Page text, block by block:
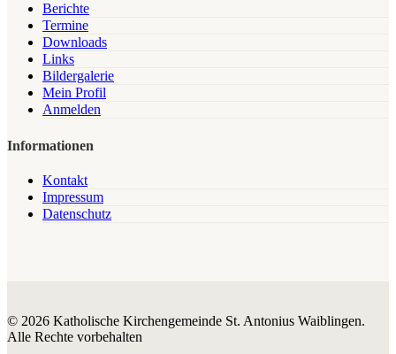
Berichte
Termine
Downloads
Links
Bildergalerie
Mein Profil
Anmelden
Informationen
Kontakt
Impressum
Datenschutz
© 2026 Katholische Kirchengemeinde St. Antonius Waiblingen.
Alle Rechte vorbehalten